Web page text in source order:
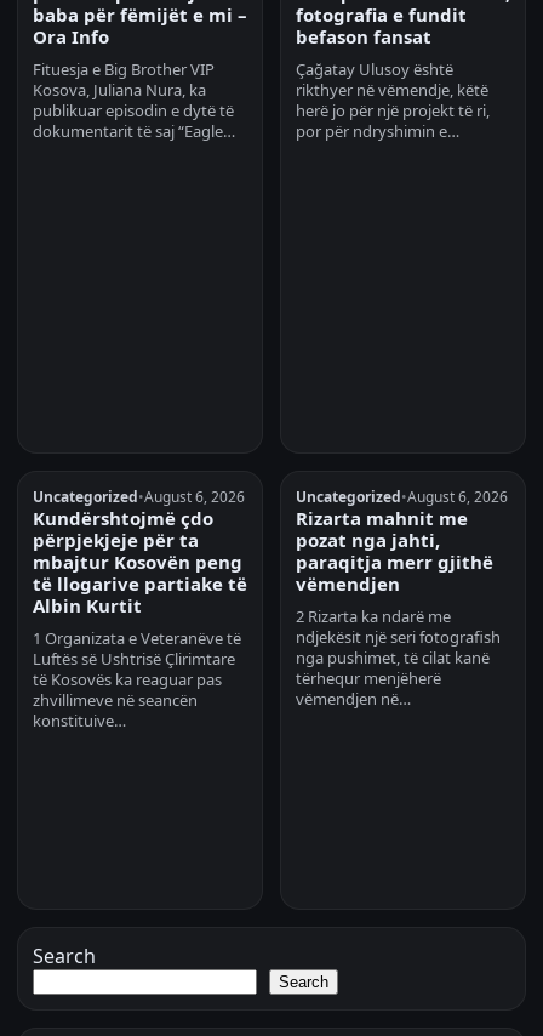
baba për fëmijët e mi –
Ora Info
Fituesja e Big Brother VIP
Kosova, Juliana Nura, ka
publikuar episodin e dytë të
dokumentarit të saj “Eagle…
fotografia e fundit
befason fansat
Çağatay Ulusoy është
rikthyer në vëmendje, këtë
herë jo për një projekt të ri,
por për ndryshimin e…
Uncategorized•August 6, 2026
Kundërshtojmë çdo
përpjekjeje për ta
mbajtur Kosovën peng
të llogarive partiake të
Albin Kurtit
1 Organizata e Veteranëve të
Luftës së Ushtrisë Çlirimtare
të Kosovës ka reaguar pas
zhvillimeve në seancën
konstituive…
Uncategorized•August 6, 2026
Rizarta mahnit me
pozat nga jahti,
paraqitja merr gjithë
vëmendjen
2 Rizarta ka ndarë me
ndjekësit një seri fotografish
nga pushimet, të cilat kanë
tërhequr menjëherë
vëmendjen në…
Search
Search